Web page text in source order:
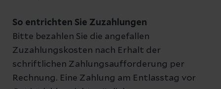
So entrichten Sie Zuzahlungen
Bitte bezahlen Sie die angefallen
Zuzahlungskosten nach Erhalt der
schriftlichen Zahlungsaufforderung per
Rechnung. Eine Zahlung am Entlasstag vor